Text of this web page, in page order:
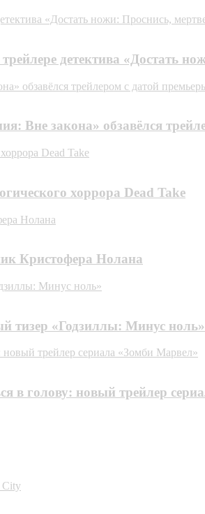
«Достать ножи: Проснись,
детектива «Достать
обзавёлся трейлером с датой
Вне закона» обзавёлся
Dead Take
хоррора Dead Take
Нолана
Кристофера Нолана
Минус ноль»
тизер «Годзиллы: Минус ноль»
трейлер сериала «Зомби Марвел»
в голову: новый трейлер
City